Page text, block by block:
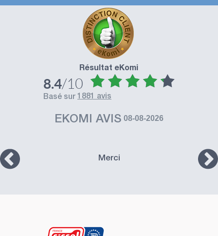
Résultat eKomi
8.4/10
basé sur 1881 avis
EKOMI AVIS 08-08-2026
Merci